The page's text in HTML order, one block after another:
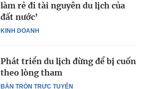
KINH DOANH
làm rẻ đi tài nguyên du lịch của
đất nước’
BÀN TRÒN TRỰC TUYẾN
Phát triển du lịch đừng để bị cuốn
theo lòng tham